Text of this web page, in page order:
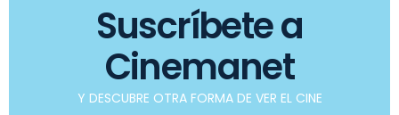
Suscríbete a
Cinemanet
Y DESCUBRE OTRA FORMA DE VER EL CINE